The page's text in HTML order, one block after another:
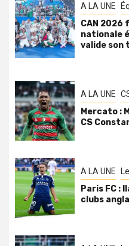
A LA UNE
CAN 2026
nationale
valide son
A LA UNE
Mercato :
CS
A LA UNE
Paris FC :
clubs